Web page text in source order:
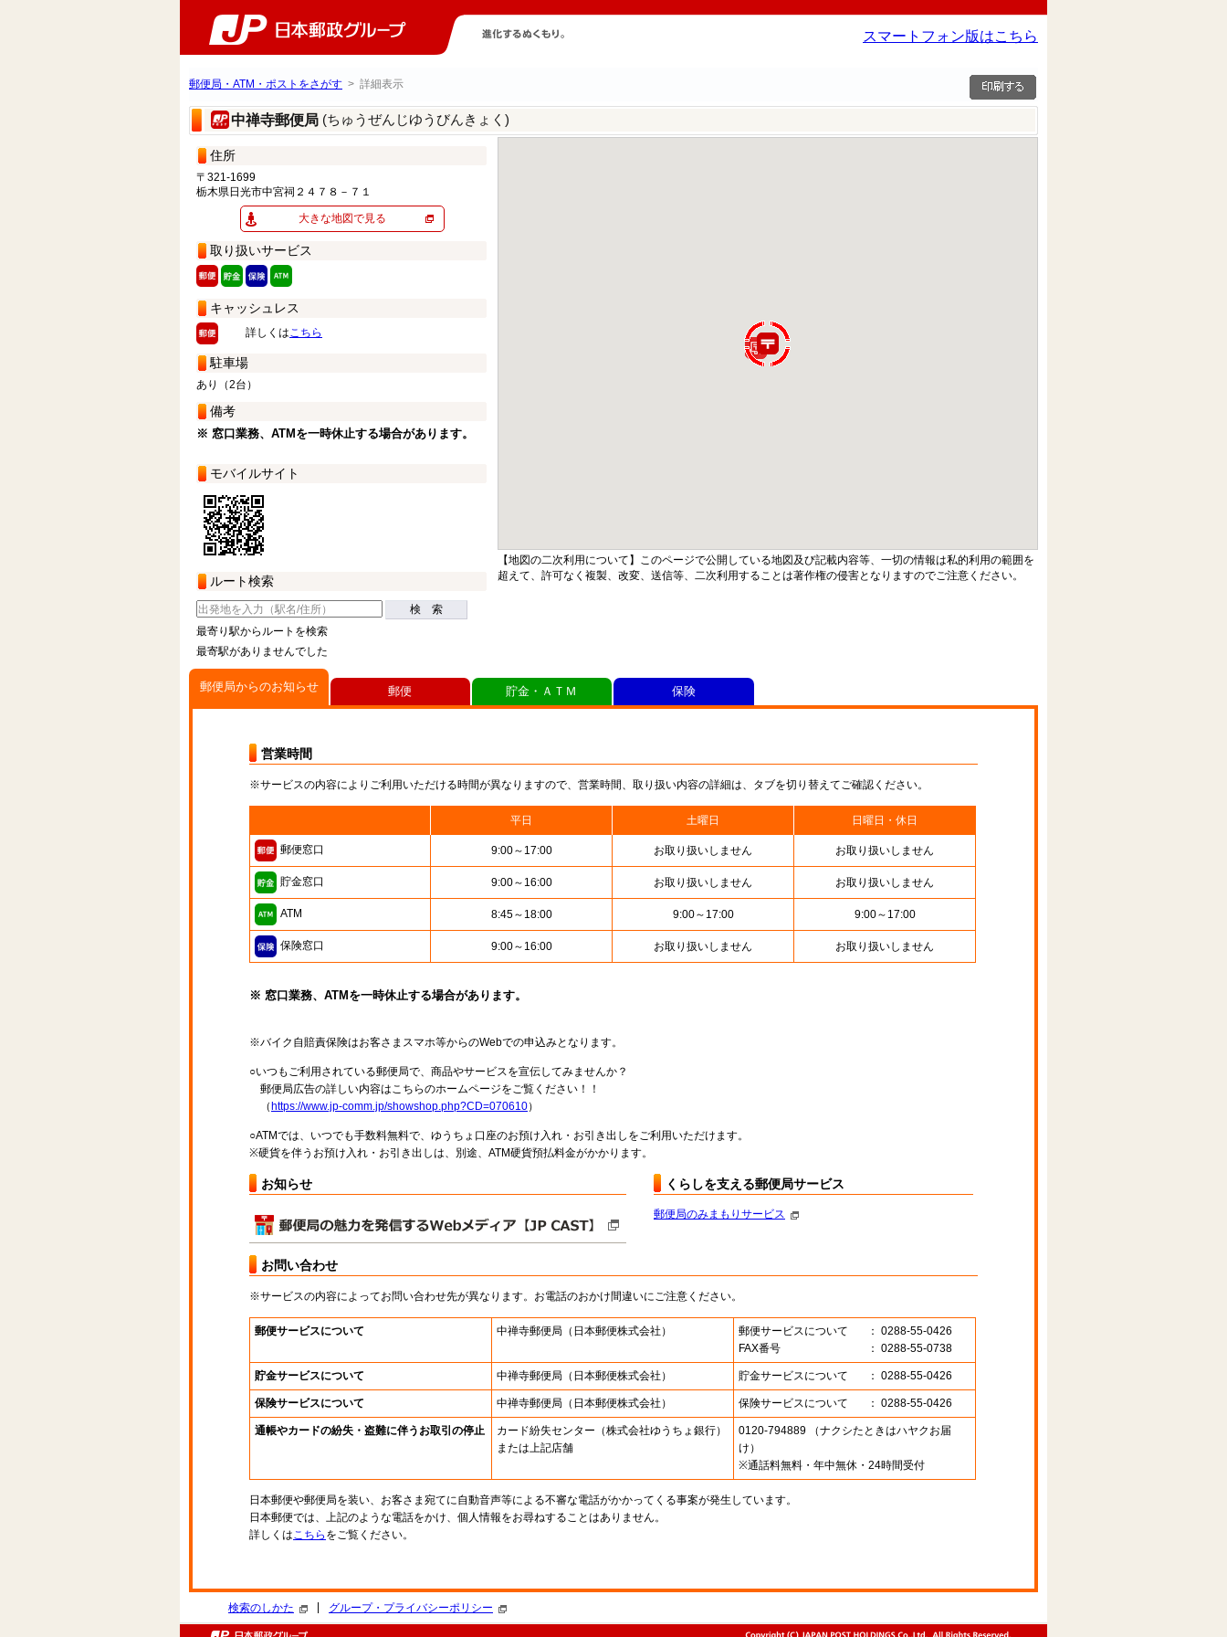
スマートフォン版はこちら
郵便局・ATM・ポストをさがす > 詳細表示
中禅寺郵便局 (ちゅうぜんじゆうびんきょく)
住所
〒321-1699
栃木県日光市中宮祠２４７８－７１
大きな地図で見る
取り扱いサービス
キャッシュレス
詳しくはこちら
駐車場
あり（2台）
備考
※ 窓口業務、ATMを一時休止する場合があります。
モバイルサイト
ルート検索
検 索
最寄り駅からルートを検索
最寄駅がありませんでした
【地図の二次利用について】このページで公開している地図及び記載内容等、一切の情報は私的利用の範囲を
超えて、許可なく複製、改変、送信等、二次利用することは著作権の侵害となりますのでご注意ください。
郵便局からのお知らせ
営業時間
※サービスの内容によりご利用いただける時間が異なりますので、営業時間、取り扱い内容の詳細は、タブを切り替えてご確認ください。
平日 土曜日 日曜日・休日
郵便窓口 9:00～17:00 お取り扱いしません お取り扱いしません
貯金窓口 9:00～16:00 お取り扱いしません お取り扱いしません
ATM 8:45～18:00 9:00～17:00 9:00～17:00
保険窓口 9:00～16:00 お取り扱いしません お取り扱いしません
※ 窓口業務、ATMを一時休止する場合があります。
※バイク自賠責保険はお客さまスマホ等からのWebでの申込みとなります。
○いつもご利用されている郵便局で、商品やサービスを宣伝してみませんか？
郵便局広告の詳しい内容はこちらのホームページをご覧ください！！
（ https://www.jp-comm.jp/showshop.php?CD=070610）
○ATMでは、いつでも手数料無料で、ゆうちょ口座のお預け入れ・お引き出しをご利用いただけます。
※硬貨を伴うお預け入れ・お引き出しは、別途、ATM硬貨預払料金がかかります。
お知らせ くらしを支える郵便局サービス
郵便局のみまもりサービス
お問い合わせ
※サービスの内容によってお問い合わせ先が異なります。お電話のおかけ間違いにご注意ください。
郵便サービスについて 中禅寺郵便局 （日本郵便株式会社） 郵便サービスについて
： 0288-55-0426
FAX番号
： 0288-55-0738
貯金サービスについて 中禅寺郵便局 （日本郵便株式会社） 貯金サービスについて ： 0288-55-0426
保険サービスについて 中禅寺郵便局 （日本郵便株式会社） 保険サービスについて ： 0288-55-0426
通帳やカードの紛失・盗難に伴うお取引の停止 カード紛失センター （株式会社ゆうちょ銀行）
または上記店舗
0120-794889 （ナクシたときはハヤクお届
け）
※通話料無料・年中無休・24時間受付
日本郵便や郵便局を装い、お客さま宛てに自動音声等による不審な電話がかかってくる事案が発生しています。
日本郵便では、上記のような電話をかけ、個人情報をお尋ねすることはありません。
詳しくはこちら をご覧ください。
郵便 貯金・ＡＴＭ 保険
検索のしかた グループ・プライバシーポリシー